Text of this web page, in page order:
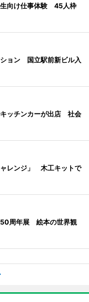
生向け仕事体験 45人枠
ション 国立駅前新ビル入
ッチンカーが出店 社会
レンジ」 木工キットで
50周年展 絵本の世界観